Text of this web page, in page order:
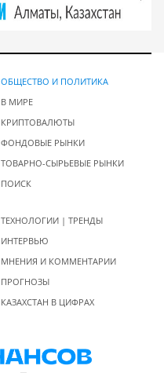
ОБЩЕСТВО И ПОЛИТИКА
В МИРЕ
КРИПТОВАЛЮТЫ
ФОНДОВЫЕ РЫНКИ
ТОВАРНО-СЫРЬЕВЫЕ РЫНКИ
ПОИСК
ТЕХНОЛОГИИ | ТРЕНДЫ
ИНТЕРВЬЮ
МНЕНИЯ И КОММЕНТАРИИ
ПРОГНОЗЫ
КАЗАХСТАН В ЦИФРАХ